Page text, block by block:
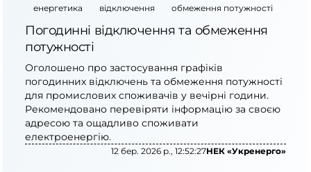
енергетика відключення обмеження потужності
Погодинні відключення та обмеження
потужності
Оголошено про застосування графіків
погодинних відключень та обмеження потужності
для промислових споживачів у вечірні години.
Рекомендовано перевіряти інформацію за своєю
адресою та ощадливо споживати
електроенергію.
12 бер. 2026 р., 12:52:27НЕК «Укренерго»